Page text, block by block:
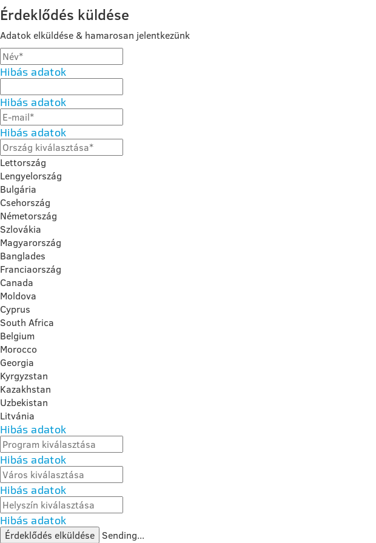
Érdeklődés küldése
Adatok elküldése & hamarosan jelentkezünk
Hibás adatok
Hibás adatok
Hibás adatok
Lettország
Lengyelország
Bulgária
Csehország
Németország
Szlovákia
Magyarország
Banglades
Franciaország
Canada
Moldova
Cyprus
South Africa
Belgium
Morocco
Georgia
Kyrgyzstan
Kazakhstan
Uzbekistan
Litvánia
Hibás adatok
Hibás adatok
Hibás adatok
Hibás adatok
Érdeklődés elküldése Sending...